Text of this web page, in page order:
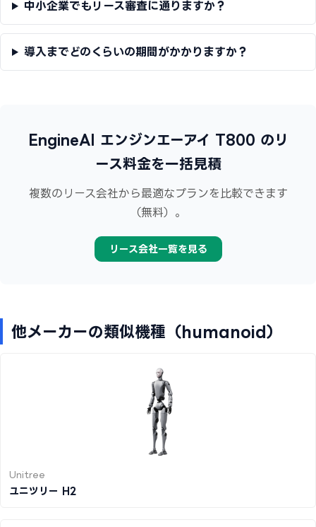
中小企業でもリース審査に通りますか？
導入までどのくらいの期間がかかりますか？
EngineAI エンジンエーアイ T800 のリ
ース料金を一括見積
複数のリース会社から最適なプランを比較できます
（無料）。
リース会社一覧を見る
他メーカーの類似機種（humanoid）
Unitree
ユニツリー H2